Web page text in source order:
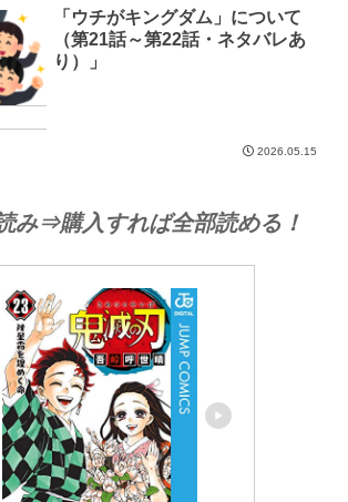
「ウチがキングダム」について
（第21話～第22話・ネタバレあ
り）」
2026.05.15
み⇒購入すれば全部読める！